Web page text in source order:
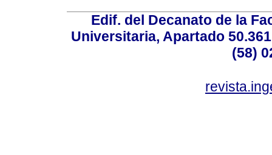
Edif. del Decanato de la
Universitaria, Apartado
(58)